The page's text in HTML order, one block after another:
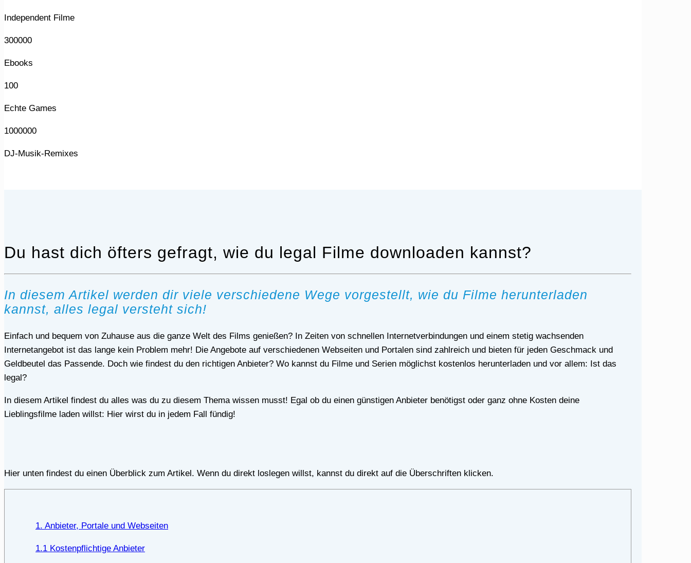
Independent Filme
300000
Ebooks
100
Echte Games
1000000
DJ-Musik-Remixes
Du hast dich öfters gefragt, wie du legal Filme downloaden kannst?
In diesem Artikel werden dir viele verschiedene Wege vorgestellt, wie du Filme herunterladen
kannst, alles legal versteht sich!
Einfach und bequem von Zuhause aus die ganze Welt des Films genießen? In Zeiten von schnellen Internetverbindungen und einem stetig wachsenden
Internetangebot ist das lange kein Problem mehr! Die Angebote auf verschiedenen Webseiten und Portalen sind zahlreich und bieten für jeden Geschmack und
Geldbeutel das Passende. Doch wie findest du den richtigen Anbieter? Wo kannst du Filme und Serien möglichst kostenlos herunterladen und vor allem: Ist das
legal?
Lieblingsfilme laden willst: Hier wirst du in jedem Fall fündig!
Hier unten findest du einen Überblick zum Artikel. Wenn du direkt loslegen willst, kannst du direkt auf die Überschriften klicken.
1. Anbieter, Portale und Webseiten
1.1 Kostenpflichtige Anbieter